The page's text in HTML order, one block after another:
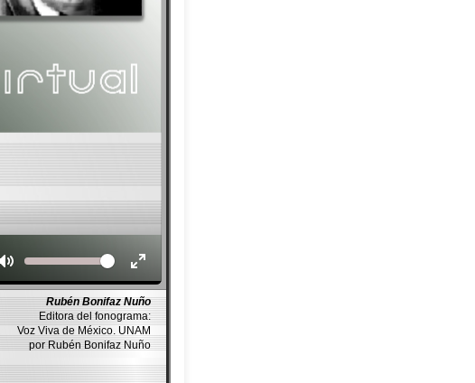
Volume
Rubén Bonifaz Nuño
Editora del fonograma:
Voz Viva de México. UNAM
por Rubén Bonifaz Nuño